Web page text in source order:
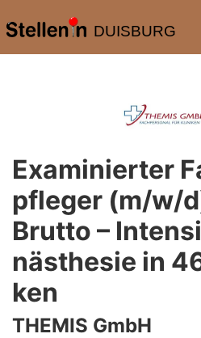
DUISBURG
Examinierter
pfleger (m/w/
Brutto –
nästhesie in
ken
THEMIS GmbH